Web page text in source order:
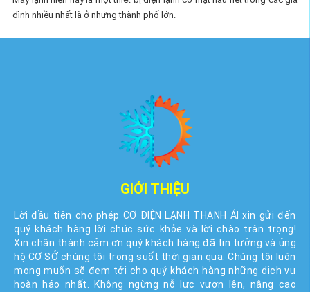
đình nhiều nhất là ở những thành phố lớn.
GIỚI THIỆU
Lời đầu tiên cho phép CƠ ĐIỆN LẠNH THANH ÁI xin gửi đến
quý khách hàng lời chúc sức khỏe và lời chào trân trọng!
Xin chân thành cảm ơn quý khách hàng đã tin tưởng và ủng
hộ CƠ SỞ chúng tôi trong suốt thời gian qua. Chúng tôi luôn
mong muốn sẽ đem tới cho quý khách hàng những dịch vụ
hoàn hảo nhất. Không ngừng nỗ lực vươn lên, nâng cao